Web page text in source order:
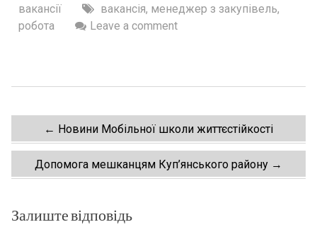
вакансії
вакансія, менеджер з закупівель,
робота
Leave a comment
Post
navigation
← Новини Мобільної школи життєстійкості
Допомога мешканцям Куп’янського району →
Залиште відповідь